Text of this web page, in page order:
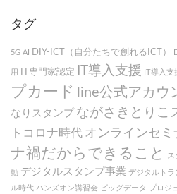
タグ
5G AI DIY-ICT（自分たちで創れるICT）
用 IT専門家認定 IT導入支援 IT導入支
プカード
line公式アカウ
なりスタンプ ながさきとりこ
トコロナ時代 オンラインセミ
ナ禍だからできること
ス
動 デジタルスタンプ事業 デジタルトラ
ル時代 ハンズオン講習会 ビッグデータ プロジ